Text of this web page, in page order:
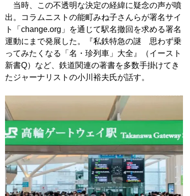
当時、この不透明な決定の経緯に疑念の声が噴
出。コラムニストの能町みね子さんらが署名サイ
ト「change.org」を通じて駅名撤回を求める署名
運動にまで発展した。『私鉄特急の謎 思わず乗
ってみたくなる「名・珍列車」大全』（イースト
新書Q）など、鉄道関連の著書を多数手掛けてき
たジャーナリストの小川裕夫氏が話す。